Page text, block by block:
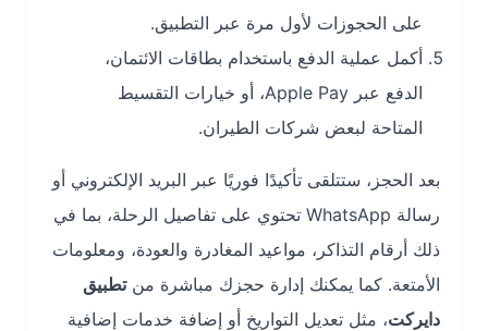
على الحجوزات لأول مرة عبر التطبيق.
أكمل عملية الدفع باستخدام بطاقات الائتمان،
الدفع عبر Apple Pay، أو خيارات التقسيط
المتاحة لبعض شركات الطيران.
بعد الحجز، ستتلقى تأكيدًا فوريًا عبر البريد الإلكتروني أو
رسالة WhatsApp تحتوي على تفاصيل الرحلة، بما في
ذلك أرقام التذاكر، مواعيد المغادرة والعودة، ومعلومات
الأمتعة. كما يمكنك إدارة حجزك مباشرة من تطبيق
دايركت، مثل تعديل التواريخ أو إضافة خدمات إضافية